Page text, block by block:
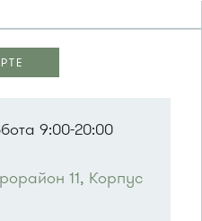
9:00-20:00
11, Корпус